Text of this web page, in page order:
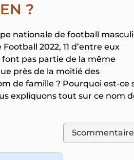
?
nationale de football
2022, 11 d’entre eux
pas partie de la même
près de la moitié des
de famille ? Pourquoi est-ce
expliquons tout sur ce nom
5